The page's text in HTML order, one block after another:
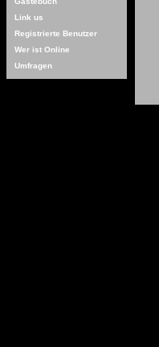
Link us
Registrierte Benutzer
Wer ist Online
Umfragen